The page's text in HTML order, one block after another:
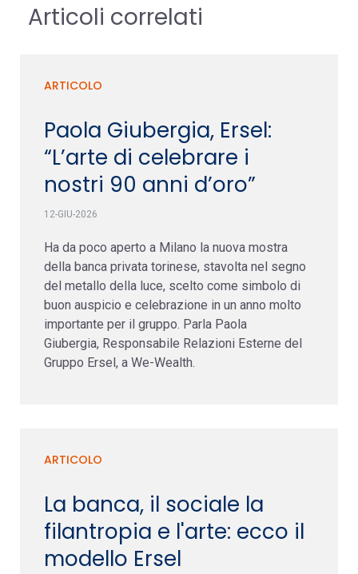
Articoli correlati
ARTICOLO
Paola Giubergia, Ersel:
“L’arte di celebrare i
nostri 90 anni d’oro”
12-GIU-2026
Ha da poco aperto a Milano la nuova mostra
della banca privata torinese, stavolta nel segno
del metallo della luce, scelto come simbolo di
buon auspicio e celebrazione in un anno molto
importante per il gruppo. Parla Paola
Giubergia, Responsabile Relazioni Esterne del
Gruppo Ersel, a We-Wealth.
ARTICOLO
La banca, il sociale la
filantropia e l'arte: ecco il
modello Ersel